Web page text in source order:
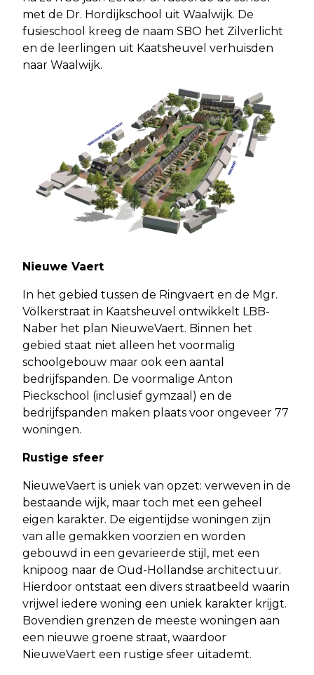
met de Dr. Hordijkschool uit Waalwijk. De
fusieschool kreeg de naam SBO het Zilverlicht
en de leerlingen uit Kaatsheuvel verhuisden
naar Waalwijk.
Nieuwe Vaert
In het gebied tussen de Ringvaert en de Mgr.
Völkerstraat in Kaatsheuvel ontwikkelt LBB-
Naber het plan NieuweVaert. Binnen het
gebied staat niet alleen het voormalig
schoolgebouw maar ook een aantal
bedrijfspanden. De voormalige Anton
Pieckschool (inclusief gymzaal) en de
bedrijfspanden maken plaats voor ongeveer 77
woningen.
Rustige sfeer
NieuweVaert is uniek van opzet: verweven in de
bestaande wijk, maar toch met een geheel
eigen karakter. De eigentijdse woningen zijn
van alle gemakken voorzien en worden
gebouwd in een gevarieerde stijl, met een
knipoog naar de Oud-Hollandse architectuur.
Hierdoor ontstaat een divers straatbeeld waarin
vrijwel iedere woning een uniek karakter krijgt.
Bovendien grenzen de meeste woningen aan
een nieuwe groene straat, waardoor
NieuweVaert een rustige sfeer uitademt.